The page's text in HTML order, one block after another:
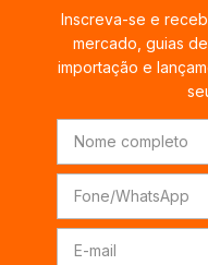
Inscreva-se e
mercado, guias
importação e